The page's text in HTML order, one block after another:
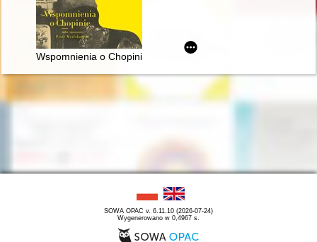
Wspomnienia o Chopinie. Cz. 1
SOWA OPAC v. 6.11.10 (2026-07-24)
Wygenerowano w 0,4967 s.